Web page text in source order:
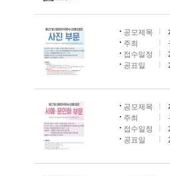
공모제목
주최
접수일정
공표일
공모제목
주최
접수일정
공표일